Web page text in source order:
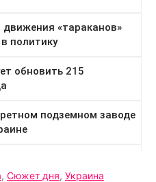
, Сюжет дня, Украина